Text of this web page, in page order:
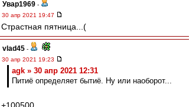
Увар1969 -
30 апр 2021 19:47
Страстная пятница...(
vlad45 -
30 апр 2021 19:23
agk » 30 апр 2021 12:31
Питиё определяет бытиё. Ну или наоборот...